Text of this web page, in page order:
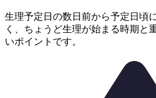
生理予定日の数日前から予定日頃
く、 ちょうど生理が始まる時期と
いポイントです。